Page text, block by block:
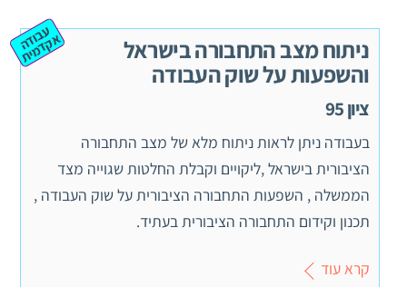
ניתוח מצב התחבורה בישראל
והשפעות על שוק העבודה
ציון 95
ע
ב
וד
ה
א
ק
ד
מ
ית
בעבודה ניתן לראות ניתוח מלא של מצב התחבורה
הציבורית בישראל ,ליקויים וקבלת החלטות שגוייה מצד
הממשלה , השפעות התחבורה הציבורית על שוק העבודה ,
תכנון וקידום התחבורה הציבורית בעתיד.
קרא עוד